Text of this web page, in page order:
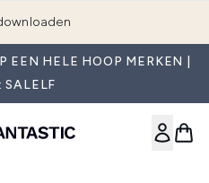
HELE HOOP MERKEN |
SALELF